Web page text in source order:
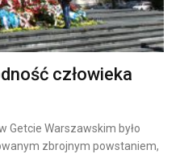
człowieka
Getcie Warszawskim było
zbrojnym powstaniem,